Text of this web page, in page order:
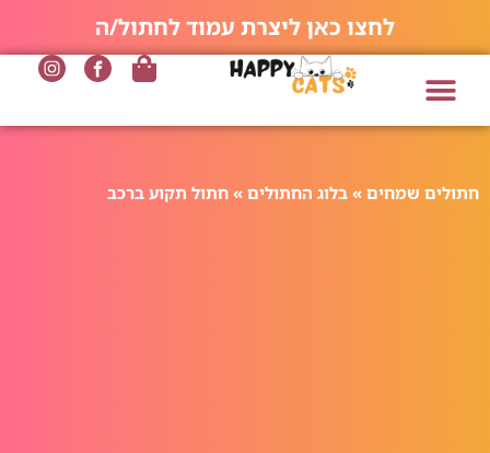
לחצו כאן ליצרת עמוד לחתול/ה
חתולים שמחים » בלוג החתולים » חתול תקוע ברכב